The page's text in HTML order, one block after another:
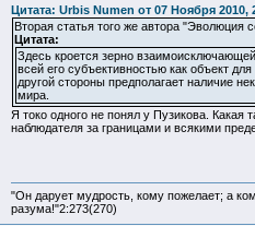
Цитата: Urbis Numen от 07 Ноября 2010,
Вторая статья того же автора "Эволюция
Цитата:
Здесь кроется зерно
всей его субъективностью как объект
другой стороны предполагает наличие
мира.
Я токо одного не понял у Пузикова. Какая
наблюдателя за границами и всякими
"Он дарует мудрость, кому пожелает; а
разума!"2:273(270)